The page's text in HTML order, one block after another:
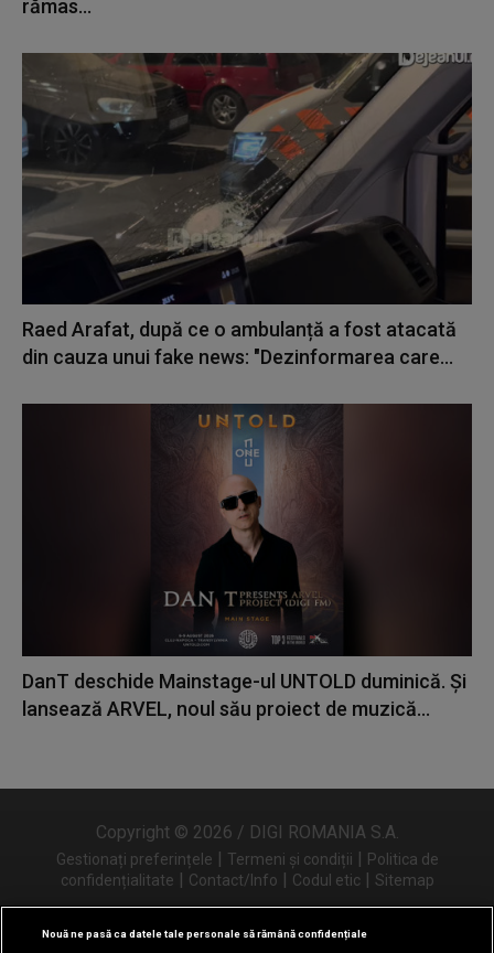
rămas...
Raed Arafat, după ce o ambulanță a fost atacată
din cauza unui fake news: "Dezinformarea care...
DanT deschide Mainstage-ul UNTOLD duminică. Și
lansează ARVEL, noul său proiect de muzică...
Copyright © 2026 / DIGI ROMANIA S.A.
Gestionați preferințele | Termeni și condiții | Politica de
confidențialitate | Contact/Info | Codul etic | Sitemap
Nouă ne pasă ca datele tale personale să rămână confidențiale